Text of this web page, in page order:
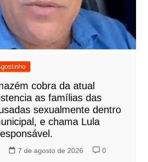
cobra da atual
as famílias das
sexualmente dentro
e chama Lula
7 de agosto de 2026 0